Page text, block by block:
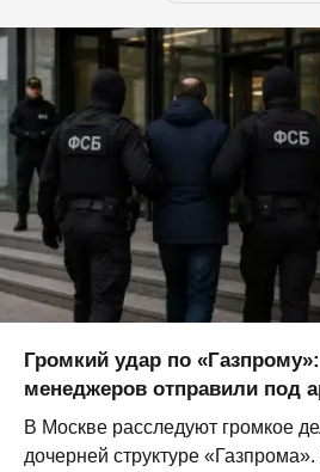
Громкий удар по
менеджеров отправили под
В Москве расследуют громкое
дочерней структуре